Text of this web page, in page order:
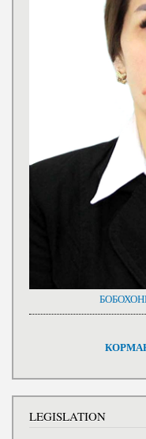
LEGISLATION